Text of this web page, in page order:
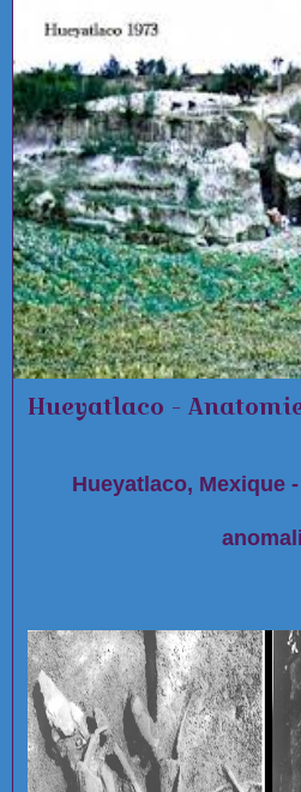
Hueyatlaco -
Hueyatlaco, Mexique